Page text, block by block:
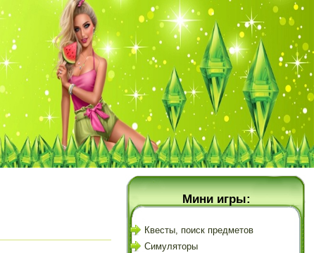
Мини игры:
Квесты, поиск предметов
Симуляторы